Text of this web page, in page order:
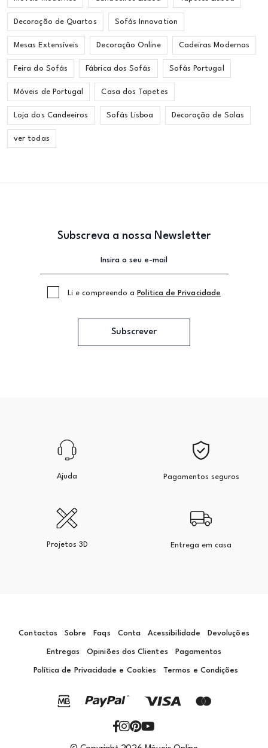
Decoração de Quartos Sofás Innovation
Mesas Extensíveis Decoração Online Cadeiras Modernas
Feira do Sofás Fábrica dos Sofás Sofás Portugal
Móveis de Portugal Casa dos Tapetes
Loja dos Candeeiros Sofás Lisboa Decoração de Salas
ver todas
Subscreva a nossa Newsletter
Li e compreendo a Politica de Privacidade
Subscrever
Ajuda Pagamentos seguros
Projetos 3D Entrega em casa
Contactos Sobre Faqs Conta Acessibilidade Devoluções
Entregas Opiniões dos Clientes Pagamentos
Política de Privacidade e Cookies Termos e Condições